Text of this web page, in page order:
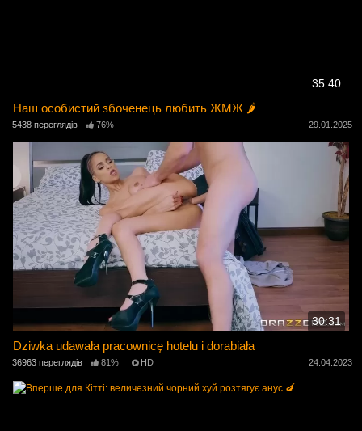
35:40
Наш особистий збоченець любить ЖМЖ 🌶️
5438 переглядів 76% 29.01.2025
30:31
Dziwka udawała pracownicę hotelu i dorabiała
36963 переглядів 81% HD 24.04.2023